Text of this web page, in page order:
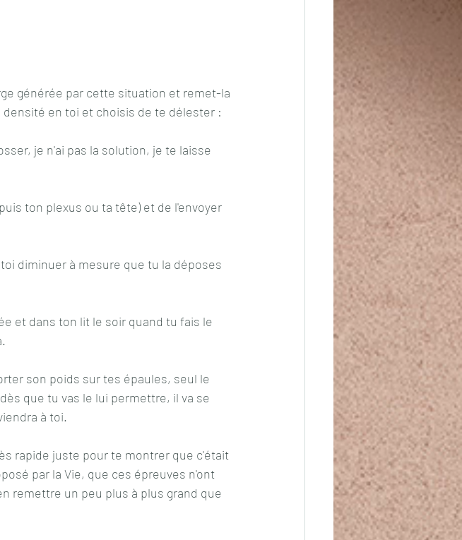
générée par cette situation et remet-la
en toi et choisis de te délester :
je n'ai pas la solution, je te laisse
ton plexus ou ta tête) et de l'envoyer
diminuer à mesure que tu la déposes
et dans ton lit le soir quand tu fais le
son poids sur tes épaules, seul le
que tu vas le lui permettre, il va se
à toi.
rapide juste pour te montrer que c'était
par la Vie, que ces épreuves n'ont
remettre un peu plus à plus grand que